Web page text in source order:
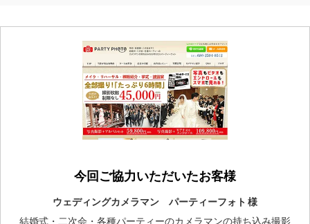
今回ご協力いただいたお客様
ウェディングカメラマン パーティーフォト 様